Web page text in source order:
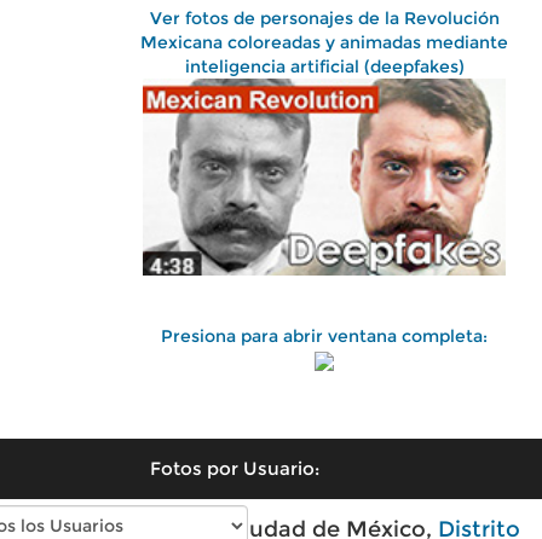
Ver fotos de personajes de la Revolución
Mexicana coloreadas y animadas mediante
inteligencia artificial (deepfakes)
Presiona para abrir ventana completa:
Fotos por Usuario:
Fotos antiguas de Ciudad de México, Distrito